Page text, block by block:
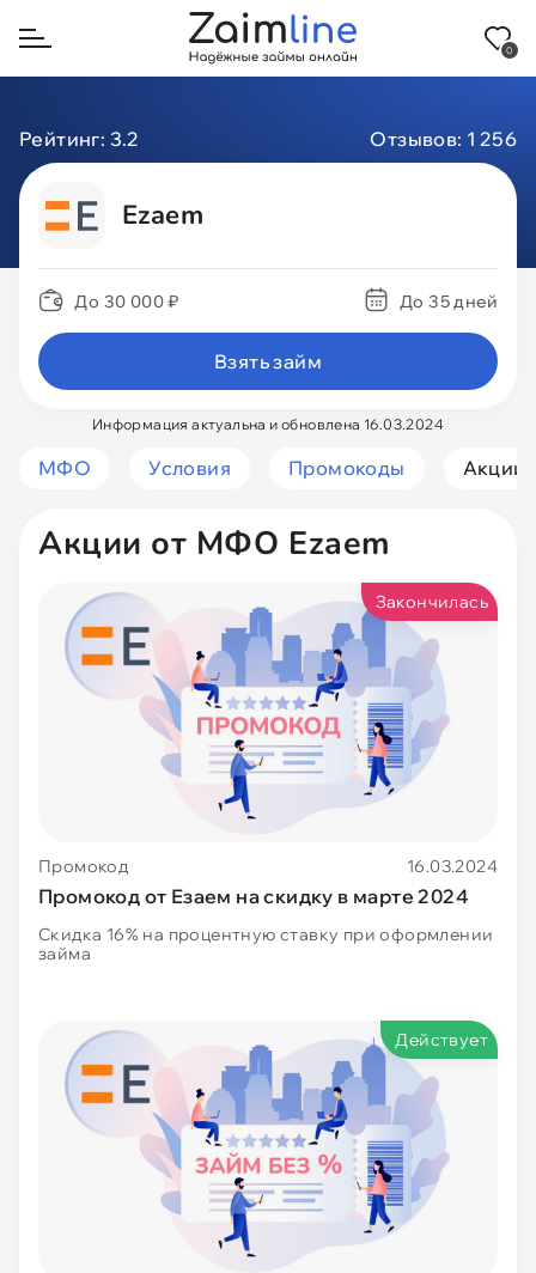
На Тинькофф
Через Госуслуги
Через СБП
Без процентов
Первый под 0
До зарплаты
На ЮMoney
С плохой КИ
0
Рейтинг: 3.2 Отзывов: 1 256
Ezaem
До 30 000 ₽ До 35 дней
Взять займ
Информация актуальна и обновлена 16.03.2024
МФО Условия Промокоды Акции
Акции от МФО Ezaem
Закончилась
Промокод 16.03.2024
Промокод от Езаем на скидку в марте 2024
Скидка 16% на процентную ставку при оформлении
займа
Действует